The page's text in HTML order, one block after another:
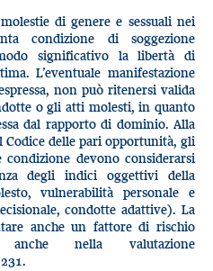
di genere e sessuali nei
condizione di soggezione
significativo la libertà di
L’eventuale manifestazione
non può ritenersi valida
o gli atti molesti, in quanto
dal rapporto di dominio. Alla
Codice delle pari opportunità, gli
devono considerarsi
degli indici oggettivi della
vulnerabilità personale e
condotte adattive). La
anche un fattore di rischio
anche nella valutazione